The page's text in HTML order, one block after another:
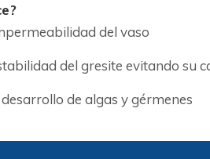
del vaso
del gresite evitando su
de algas y gérmenes